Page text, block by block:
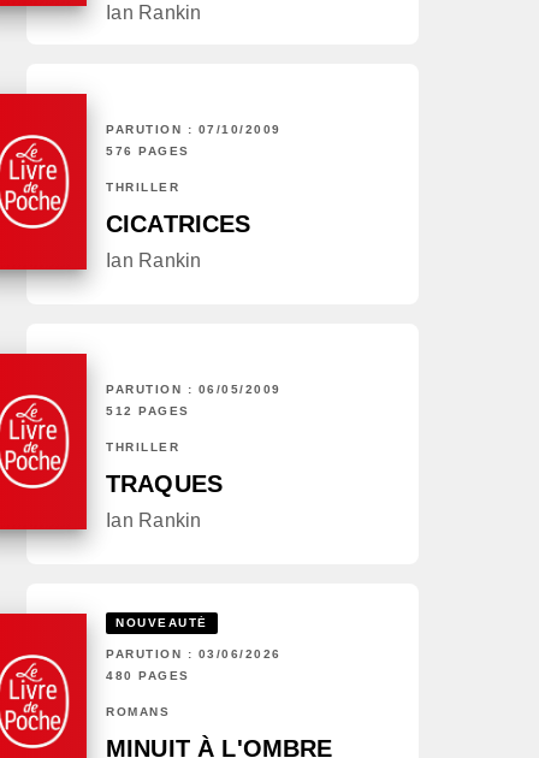
Ian Rankin
PARUTION : 07/10/2009
576 PAGES
THRILLER
CICATRICES
Ian Rankin
PARUTION : 06/05/2009
512 PAGES
THRILLER
TRAQUES
Ian Rankin
NOUVEAUTÉ
PARUTION : 03/06/2026
480 PAGES
ROMANS
MINUIT À L'OMBRE